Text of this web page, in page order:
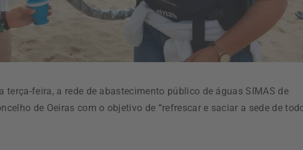
terça-feira, a rede de abastecimento público de águas SIMAS de
de Oeiras com o objetivo de “refrescar e saciar a sede de